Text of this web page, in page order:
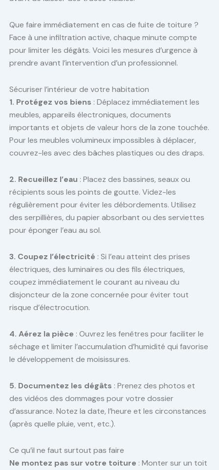
Que faire immédiatement en cas de fuite de toiture ?
Face à une infiltration active, chaque minute compte
pour limiter les dégâts. Voici les mesures d’urgence à
prendre avant l’intervention d’un professionnel.
Sécuriser l’intérieur de votre habitation
1. Protégez vos biens : Déplacez immédiatement les
meubles, appareils électroniques, documents
importants et objets de valeur hors de la zone touchée.
Pour les meubles volumineux impossibles à déplacer,
couvrez-les avec des bâches plastiques ou des draps.
2. Recueillez l’eau : Placez des bassines, seaux ou
récipients sous les points de goutte. Videz-les
régulièrement pour éviter les débordements. Utilisez
des serpillières, du papier absorbant ou des serviettes
pour éponger l’eau au sol.
3. Coupez l’électricité : Si l’eau atteint des prises
électriques, des luminaires ou des fils électriques,
coupez immédiatement le courant au niveau du
disjoncteur de la zone concernée pour éviter tout
risque d’électrocution.
4. Aérez la pièce : Ouvrez les fenêtres pour faciliter le
séchage et limiter l’accumulation d’humidité qui favorise
le développement de moisissures.
5. Documentez les dégâts : Prenez des photos et
des vidéos des dommages pour votre dossier
d’assurance. Notez la date, l’heure et les circonstances
(après quelle pluie, vent, etc.).
Ce qu’il ne faut surtout pas faire
Ne montez pas sur votre toiture : Monter sur un toit